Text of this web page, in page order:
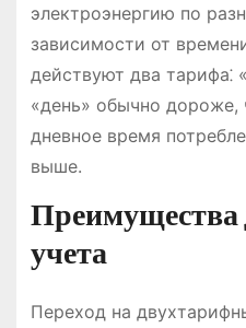
электроэнергию по
зависимости от
действуют два тарифа⁚
«день» обычно дороже,
дневное время
выше.
Преимущества
учета
Переход на